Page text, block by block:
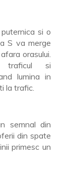
si o
S va merge
orasului.
traficul si
lumina in
la trafic.
semnal din
din spate
primesc un